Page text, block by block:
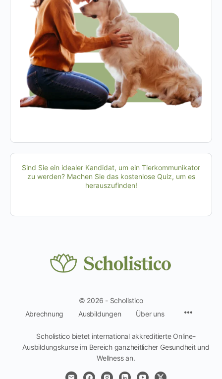
Sind Sie ein idealer Kandidat, um ein Tierkommunikator
zu werden? Machen Sie das kostenlose Quiz, um es
herauszufinden!
© 2026 - Scholistico
Abrechnung
Ausbildungen Über uns
Scholistico bietet international akkreditierte Online-
Ausbildungskurse im Bereich ganzheitlicher Gesundheit und
Wellness an.